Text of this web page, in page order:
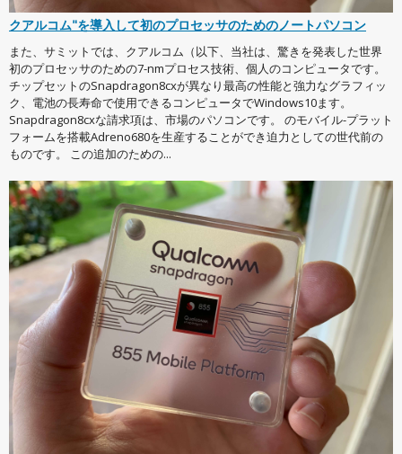
クアルコム"を導入して初のプロセッサのためのノートパソコン
また、サミットでは、クアルコム（以下、当社は、驚きを発表した世界
初のプロセッサのための7-nmプロセス技術、個人のコンピュータです。
チップセットのSnapdragon8cxが異なり最高の性能と強力なグラフィッ
ク、電池の長寿命で使用できるコンピュータでWindows10ます。
Snapdragon8cxな請求項は、市場のパソコンです。 のモバイル-プラット
フォームを搭載Adreno680を生産することができ迫力としての世代前の
ものです。 この追加のための...